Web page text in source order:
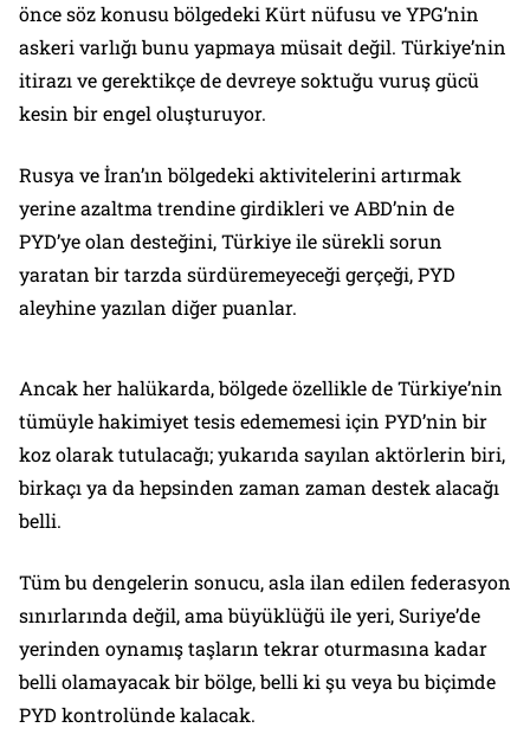
önce söz konusu bölgedeki Kürt nüfusu ve YPG’nin
askeri varlığı bunu yapmaya müsait değil. Türkiye’nin
itirazı ve gerektikçe de devreye soktuğu vuruş gücü
kesin bir engel oluşturuyor.
Rusya ve İran’ın bölgedeki aktivitelerini artırmak
yerine azaltma trendine girdikleri ve ABD’nin de
PYD’ye olan desteğini, Türkiye ile sürekli sorun
yaratan bir tarzda sürdüremeyeceği gerçeği, PYD
aleyhine yazılan diğer puanlar.
Ancak her halükarda, bölgede özellikle de Türkiye’nin
tümüyle hakimiyet tesis edememesi için PYD’nin bir
koz olarak tutulacağı; yukarıda sayılan aktörlerin biri,
birkaçı ya da hepsinden zaman zaman destek alacağı
belli.
Tüm bu dengelerin sonucu, asla ilan edilen federasyon
sınırlarında değil, ama büyüklüğü ile yeri, Suriye’de
yerinden oynamış taşların tekrar oturmasına kadar
belli olamayacak bir bölge, belli ki şu veya bu biçimde
PYD kontrolünde kalacak.